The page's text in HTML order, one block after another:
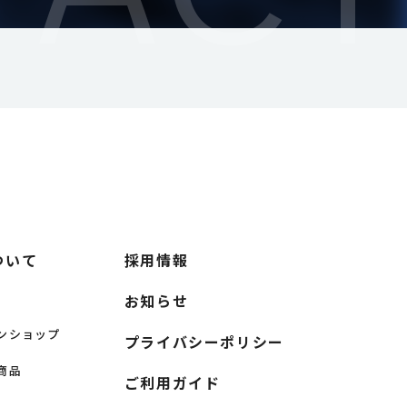
て
ショップ
品
採用情報
お知らせ
プライバシーポリシー
ご利用ガイド